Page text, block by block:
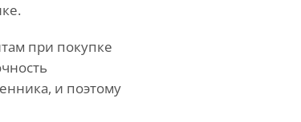
при покупке
и поэтому